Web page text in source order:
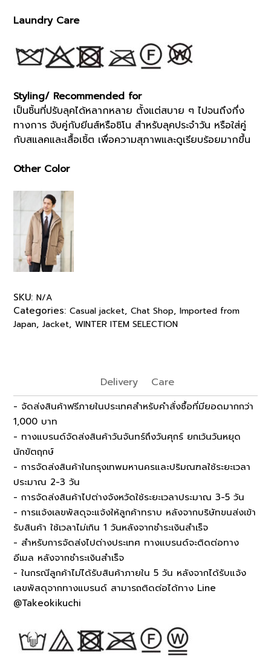
Laundry Care
Styling/ Recommended for
เป็นชิ้นที่ปรับลุคได้หลากหลาย ตั้งแต่สบาย ๆ ไปจนถึงกึ่ง
ทางการ จับคู่กับยีนส์หรือชิโน สำหรับลุคประจำวัน หรือใส่คู่
กับสแลคและเสื้อเชิ้ต เพื่อความสุภาพและดูเรียบร้อยมากขึ้น
Other Color
SKU: N/A
Categories: Casual jacket, Chat Shop, Imported from
Japan, Jacket, WINTER ITEM SELECTION
Delivery Care
- จัดส่งสินค้าฟรีภายในประเทศสำหรับคำสั่งซื้อที่มียอดมากกว่า
1,000 บาท
- ทางแบรนด์จัดส่งสินค้าวันจันทร์ถึงวันศุกร์ ยกเว้นวันหยุด
นักขัตฤกษ์
- การจัดส่งสินค้าในกรุงเทพมหานครและปริมณฑลใช้ระยะเวลา
ประมาณ 2-3 วัน
- การจัดส่งสินค้าไปต่างจังหวัดใช้ระยะเวลาประมาณ 3-5 วัน
- การแจ้งเลขพัสดุจะแจ้งให้ลูกค้าทราบ หลังจากบริษัทขนส่งเข้า
รับสินค้า ใช้เวลาไม่เกิน 1 วันหลังจากชำระเงินสำเร็จ
- สำหรับการจัดส่งไปต่างประเทศ ทางแบรนด์จะติดต่อทาง
อีเมล หลังจากชำระเงินสำเร็จ
- ในกรณีลูกค้าไม่ได้รับสินค้าภายใน 5 วัน หลังจากได้รับแจ้ง
เลขพัสดุจากทางแบรนด์ สามารถติดต่อได้ทาง Line
@Takeokikuchi